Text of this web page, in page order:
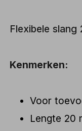
Flexibele
Kenmerken:
Voor
Lengte 20